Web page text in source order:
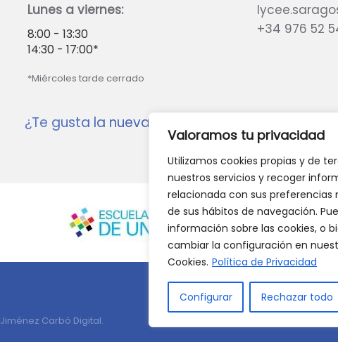
Valoramos tu privacidad
Utilizamos cookies propias y de
nuestros servicios y recoger
relacionada con sus preferencias
de sus hábitos de navegación.
información sobre las cookies, o
cambiar la configuración en
Cookies. Política de Privacidad
Configurar Rechazar todo
+34 976 52
Lunes a viernes:
8:00 - 13:30
14:30 - 17:00*
*Miércoles tarde cerrado
¿Te gusta la nueva web?
Jiménez Carbó Digital.